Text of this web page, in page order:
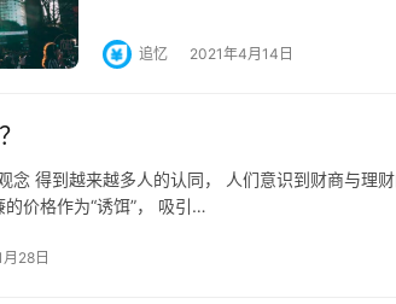
追忆 2021年4月14日
念 得到越来越多人的认同， 人们意识到财商与理
价格作为“诱饵”， 吸引…
28日